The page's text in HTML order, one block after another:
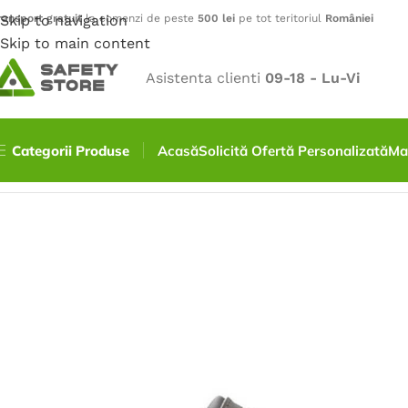
Skip to navigation
Skip to main content
gratuitla comenzi de peste 500 lei pe tot teritoriul României
Asistenta clienti 09-18 - Lu-Vi
Categorii Produse AcasăSolicită Ofertă Personalizată